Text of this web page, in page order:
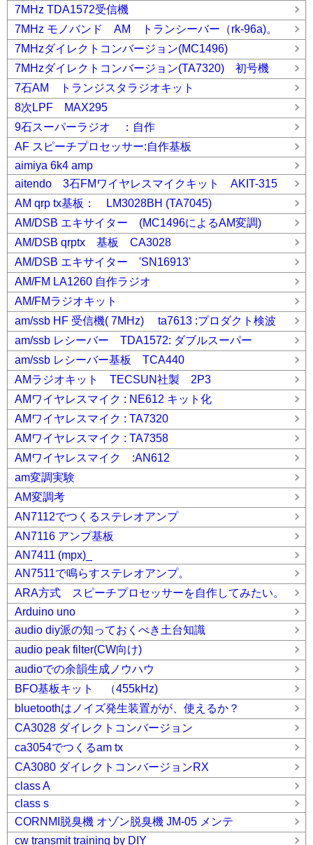
7MHz TDA1572受信機
7MHz モノバンド AM トランシーバー（rk-96a)。
7MHzダイレクトコンバージョン(MC1496)
7MHzダイレクトコンバージョン(TA7320) 初号機
7石AM トランジスタラジオキット
8次LPF MAX295
9石スーパーラジオ ：自作
AF スピーチプロセッサー:自作基板
aimiya 6k4 amp
aitendo 3石FMワイヤレスマイクキット AKIT-315
AM qrp tx基板： LM3028BH (TA7045)
AM/DSB エキサイター (MC1496によるAM変調)
AM/DSB qrptx 基板 CA3028
AM/DSB エキサイター 'SN16913'
AM/FM LA1260 自作ラジオ
AM/FMラジオキット
am/ssb HF 受信機( 7MHz) ta7613 :プロダクト検波
am/ssb レシーバー TDA1572: ダブルスーパー
am/ssb レシーバー基板 TCA440
AMラジオキット TECSUN社製 2P3
AMワイヤレスマイク : NE612 キット化
AMワイヤレスマイク : TA7320
AMワイヤレスマイク : TA7358
AMワイヤレスマイク :AN612
am変調実験
AM変調考
AN7112でつくるステレオアンプ
AN7116 アンプ基板
AN7411 (mpx)_
AN7511で鳴らすステレオアンプ。
ARA方式 スピーチプロセッサーを自作してみたい。
Arduino uno
audio diy派の知っておくべき土台知識
audio peak filter(CW向け)
audioでの余韻生成ノウハウ
BFO基板キット （455kHz)
bluetoothはノイズ発生装置がが、使えるか？
CA3028 ダイレクトコンバージョン
ca3054でつくるam tx
CA3080 ダイレクトコンバージョンRX
class A
class s
CORNMI脱臭機 オゾン脱臭機 JM-05 メンテ
cw transmit training by DIY